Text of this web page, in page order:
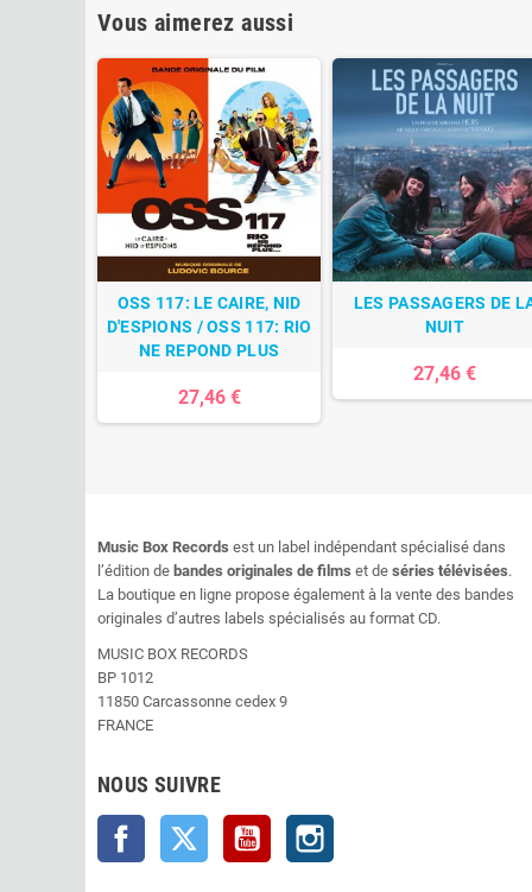
Vous aimerez aussi
OSS 117: LE CAIRE, NID
D'ESPIONS / OSS 117: RIO
NE REPOND PLUS
27,46 €
LES PASSAGERS DE
NUIT
27,46 €
Music Box Records est un label indépendant spécialisé dans
l’édition de bandes originales de films et de séries télévisées.
La boutique en ligne propose également à la vente des bandes
originales d’autres labels spécialisés au format CD.
MUSIC BOX RECORDS
BP 1012
11850 Carcassonne cedex 9
FRANCE
NOUS SUIVRE
Facebook Twitter YouTube